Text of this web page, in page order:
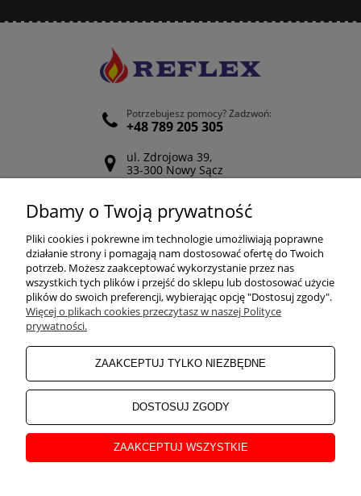
Potrzebujesz pomocy? Zadzwoń:
+48 789 205 305
ul. Zdrojowa 39,
33-300 Nowy Sącz
Odwiedź nasz Facebook
POMOC
ZAKUPY
MOJE KONTO
INFORMACJE
O NAS
Dbamy o Twoją prywatność
Pliki cookies i pokrewne im technologie umożliwiają poprawne
działanie strony i pomagają nam dostosować ofertę do Twoich
potrzeb. Możesz zaakceptować wykorzystanie przez nas
wszystkich tych plików i przejść do sklepu lub dostosować użycie
plików do swoich preferencji, wybierając opcję "Dostosuj zgody".
Więcej o plikach cookies przeczytasz w naszej Polityce
prywatności.
ZAAKCEPTUJ TYLKO NIEZBĘDNE
DOSTOSUJ ZGODY
ZAAKCEPTUJ WSZYSTKIE